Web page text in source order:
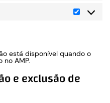
está disponível quando o
no AMP.
e exclusão de